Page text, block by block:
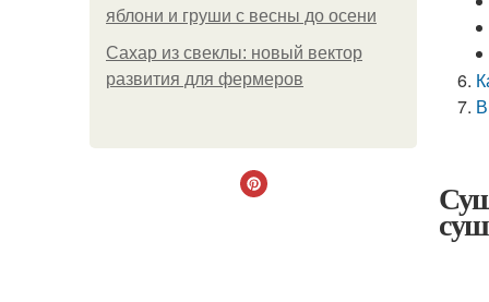
яблони и груши с весны до осени
Сахар из свеклы: новый вектор
развития для фермеров